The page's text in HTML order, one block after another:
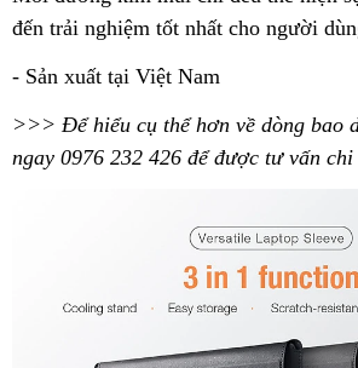
đến trải nghiệm tốt nhất cho người
- Sản xuất tại Việt Nam
>>> Để hiểu cụ thể hơn về dòng bao
ngay 0976 232 426 để được tư vấn